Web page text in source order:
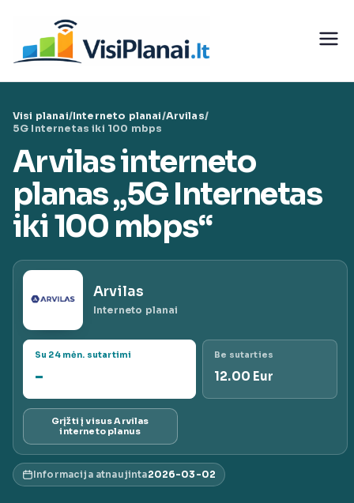
turinio
munika
cijų
paslaug
ų planai
VisiPlan
ai.lt
Visi planai/Interneto planai/Arvilas/
5G Internetas iki 100 mbps
Arvilas interneto
planas „5G Internetas
iki 100 mbps“
Arvilas
Interneto planai
Su 24 mėn. sutartimi
-
Be sutarties
12.00 Eur
Grįžti į visus Arvilas
interneto planus
Informacija atnaujinta2026-03-02